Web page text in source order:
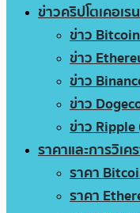
ข่าวคริปโตเคอเร
ข่าว Bitcoin
ข่าว
ข่าว
ข่าว
ข่าว Ripple
ราคาและการวิเค
ราคา
ราคา